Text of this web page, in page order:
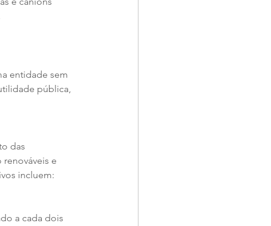
entidade sem
pública,
das
e
incluem:
a cada dois